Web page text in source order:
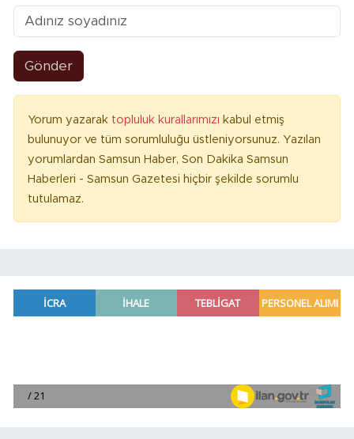
Gönder
Yorum yazarak topluluk kurallarımızı kabul etmiş
bulunuyor ve tüm sorumluluğu üstleniyorsunuz. Yazılan
yorumlardan Samsun Haber, Son Dakika Samsun
Haberleri - Samsun Gazetesi hiçbir şekilde sorumlu
tutulamaz.